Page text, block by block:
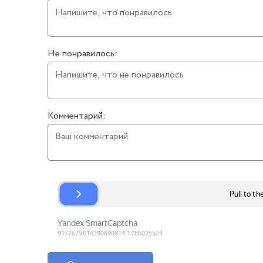
Не понравилось:
Комментарий: